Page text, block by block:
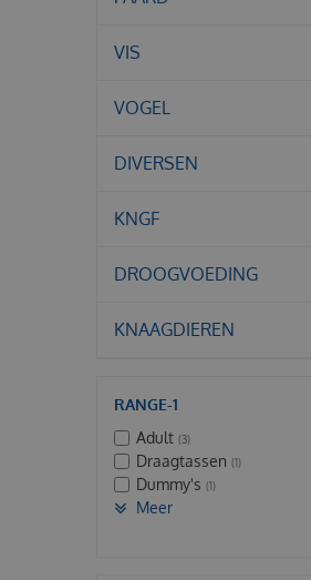
VIS
VOGEL
DIVERSEN
KNGF
DROOGVOEDING
KNAAGDIEREN
RANGE-1
Adult (3)
Draagtassen (1)
Dummy's (1)
Meer